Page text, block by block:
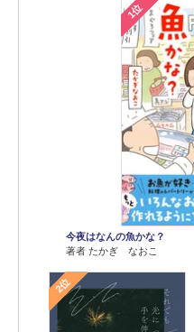
1位
今夜はなんの魚かな？
著者 たかぎ なおこ
2位